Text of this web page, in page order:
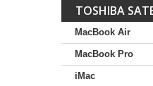
TOSHIBA
MacBook Air
MacBook Pro
iMac